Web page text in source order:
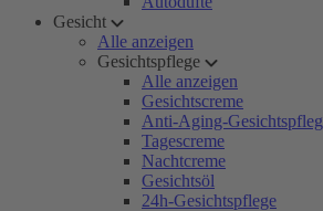
Gesicht
Alle anzeigen
Gesichtspflege
Alle anzeigen
Gesichtscreme
Anti-Aging-
Tagescreme
Nachtcreme
Gesichtsöl
24h-Gesichtspflege